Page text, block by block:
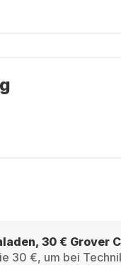
30 € Grover
30 €, um bei